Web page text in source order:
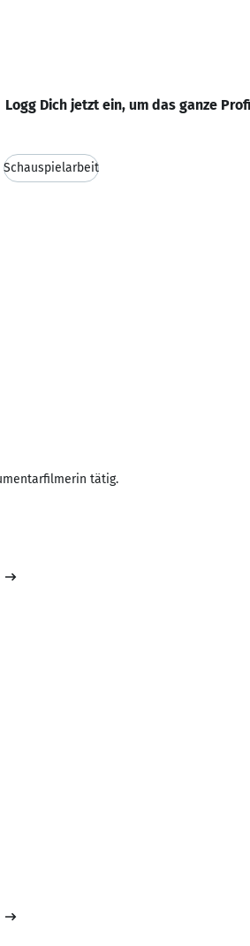
Logg Dich jetzt ein, um das ganze
Schauspielarbeit
tätig.